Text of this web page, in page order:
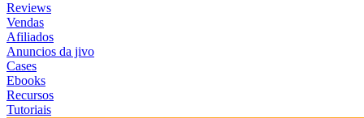
Reviews
Vendas
Afiliados
Anuncios da jivo
Cases
Ebooks
Recursos
Tutoriais